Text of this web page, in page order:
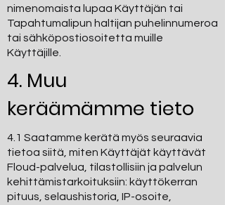
nimenomaista lupaa Käyttäjän tai
Tapahtumalipun haltijan puhelinnumeroa
tai sähköpostiosoitetta muille
Käyttäjille.
4. Muu
keräämämme tieto
4.1 Saatamme kerätä myös seuraavia
tietoa siitä, miten Käyttäjät käyttävät
Floud-palvelua, tilastollisiin ja palvelun
kehittämistarkoituksiin: käyttökerran
pituus, selaushistoria, IP-osoite,